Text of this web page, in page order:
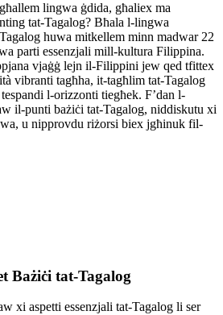
lingwa ġdida, għaliex ma
tat-Tagalog? Bħala l-lingwa
huwa mitkellem minn madwar 22
parti essenzjali mill-kultura Filippina.
vjaġġ lejn il-Filippini jew qed tfittex
vibranti tagħha, it-tagħlim tat-Tagalog
l-orizzonti tiegħek. F’dan l-
il-punti bażiċi tat-Tagalog, niddiskutu xi
u nipprovdu riżorsi biex jgħinuk fil-
Bażiċi tat-Tagalog
xi aspetti essenzjali tat-Tagalog li ser